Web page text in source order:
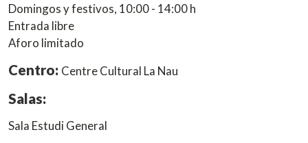
Domingos y festivos, 10:00 - 14:00 h
Entrada libre
Aforo limitado
Centro: Centre Cultural La Nau
Salas:
Sala Estudi General